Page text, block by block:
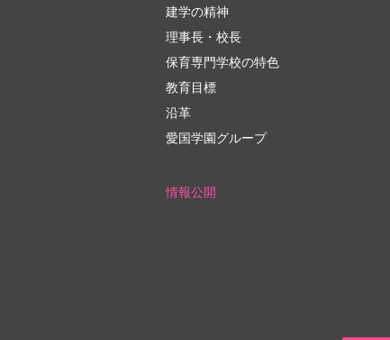
建学の精神
理事長・校長
保育専門学校の特色
教育目標
沿革
愛国学園グループ
情報公開